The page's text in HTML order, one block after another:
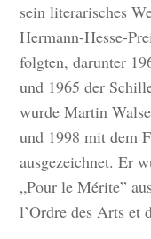
sein literarisches
Hermann-Hesse-
folgten, darunter
und 1965 der
wurde Martin
und 1998 mit dem
ausgezeichnet. Er
„Pour le Mérite”
l’Ordre des Arts et